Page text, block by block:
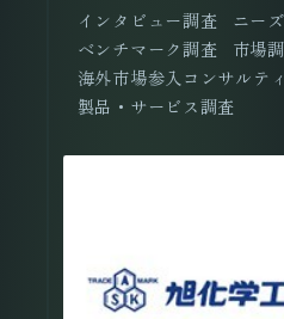
た理由とは？
インタビュー調査
ニー
ベンチマーク調査
市場
海外市場参入コンサルテ
製品・サービス調査